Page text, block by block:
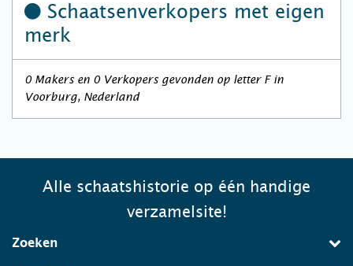
Schaatsenverkopers met eigen
merk
0 Makers en 0 Verkopers gevonden op letter F in
Voorburg, Nederland
Alle schaatshistorie op één handige
verzamelsite!
Zoeken